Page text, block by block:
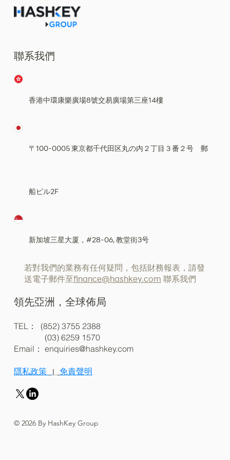
聯系我們
香港中環康樂廣場8號交易廣場第三座14樓
〒100-0005 東京都千代田区丸の内２丁目３番２号 郵
船ビル2F
新加坡三星大厦，#28-06, 教堂街3号
若對我們的業務有任何疑問，包括財務報表，請發
送電子郵件至finance@hashkey.com 聯系我們
領先亞洲，全球佈局
TEL： (852) 3755 2388
(03) 6259 1570
Email： enquiries@hashkey.com
隱私政策 | 免責聲明
© 2026 By HashKey Group